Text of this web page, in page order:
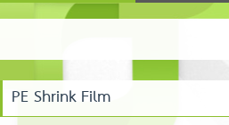
PE Shrink Film